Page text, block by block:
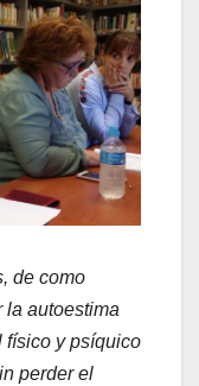
de como
la autoestima
físico y psíquico
perder el